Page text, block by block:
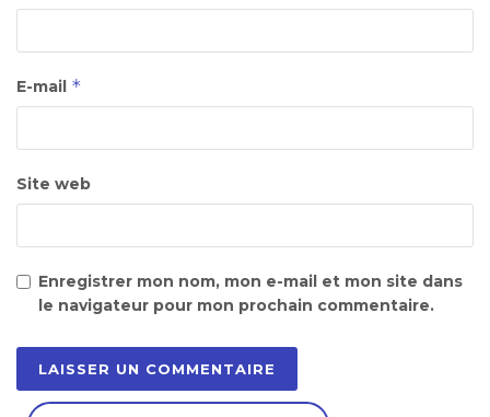
E-mail *
Site web
Enregistrer mon nom, mon e-mail et mon site dans
le navigateur pour mon prochain commentaire.